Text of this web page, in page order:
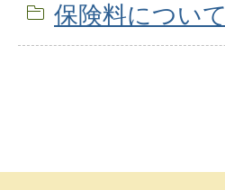
保険料について